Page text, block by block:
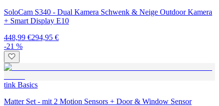
SoloCam S340 - Dual Kamera Schwenk & Neige Outdoor Kamera
+ Smart Display E10
448,99 €294,95 €
-21 %
tink Basics
Matter Set - mit 2 Motion Sensors + Door & Window Sensor